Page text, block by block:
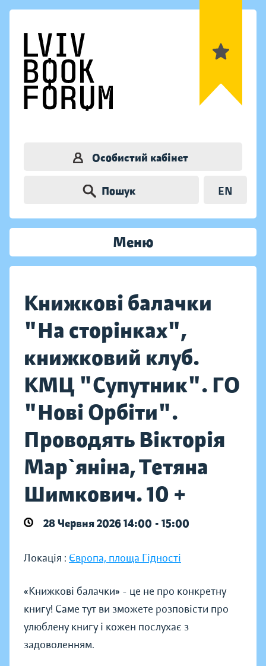
Особистий кабінет
Пошук EN
Меню
Книжкові балачки
"На сторінках",
книжковий клуб.
КМЦ "Супутник". ГО
"Нові Орбіти".
Проводять Вікторія
Мар`яніна, Тетяна
Шимкович. 10 +
28 Червня 2026 14:00 - 15:00
Локація : Європа, площа Гідності
«Книжкові балачки» - це не про конкретну
книгу! Саме тут ви зможете розповісти про
улюблену книгу і кожен послухає з
задоволенням.